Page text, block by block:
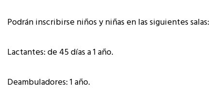
Podrán inscribirse niños y niñas en las siguientes salas:
Lactantes: de 45 días a 1 año.
Deambuladores: 1 año.